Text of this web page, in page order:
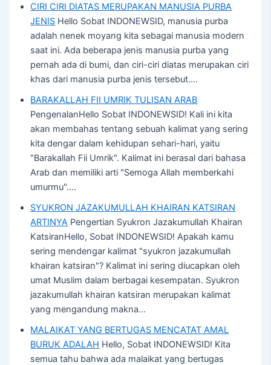
CIRI CIRI DIATAS MERUPAKAN MANUSIA PURBA
JENIS Hello Sobat INDONEWSID, manusia purba
adalah nenek moyang kita sebagai manusia modern
saat ini. Ada beberapa jenis manusia purba yang
pernah ada di bumi, dan ciri-ciri diatas merupakan ciri
khas dari manusia purba jenis tersebut.…
BARAKALLAH FII UMRIK TULISAN ARAB
PengenalanHello Sobat INDONEWSID! Kali ini kita
akan membahas tentang sebuah kalimat yang sering
kita dengar dalam kehidupan sehari-hari, yaitu
"Barakallah Fii Umrik". Kalimat ini berasal dari bahasa
Arab dan memiliki arti "Semoga Allah memberkahi
umurmu".…
SYUKRON JAZAKUMULLAH KHAIRAN KATSIRAN
ARTINYA Pengertian Syukron Jazakumullah Khairan
KatsiranHello, Sobat INDONEWSID! Apakah kamu
sering mendengar kalimat "syukron jazakumullah
khairan katsiran"? Kalimat ini sering diucapkan oleh
umat Muslim dalam berbagai kesempatan. Syukron
jazakumullah khairan katsiran merupakan kalimat
yang mengandung makna…
MALAIKAT YANG BERTUGAS MENCATAT AMAL
BURUK ADALAH Hello, Sobat INDONEWSID! Kita
semua tahu bahwa ada malaikat yang bertugas